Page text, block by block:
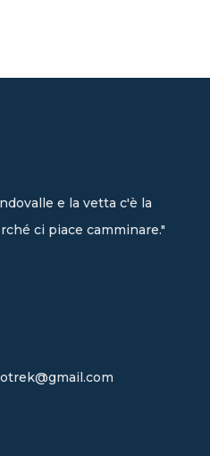
e la vetta c'è la
ci piace camminare."